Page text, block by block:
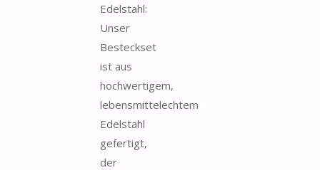
Edelstahl:
Unser
Besteckset
ist aus
hochwertigem,
lebensmittelechtem
Edelstahl
gefertigt,
der